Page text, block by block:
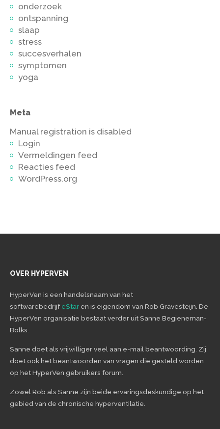
onderzoek
ontspanning
slaap
stress
succesverhalen
symptomen
yoga
Meta
Manual registration is disabled
Login
Vermeldingen feed
Reacties feed
WordPress.org
OVER HYPERVEN
HyperVen is een handelsnaam van het
softwarebedrijfeStar en is eigendom van Rob Gravesteijn. De
HyperVen organisatie bestaat verder uit Sanne Begieneman-
Bolks.
Sanne doet als vrijwilliger veel aan e-mail beantwoording. Zij
doet ook het beantwoorden van vragen die gesteld worden
op het HyperVen gebruikers forum.
Zowel Rob als Sanne zijn beide ervaringsdeskundige op het
gebied van de chronische hyperventilatie.